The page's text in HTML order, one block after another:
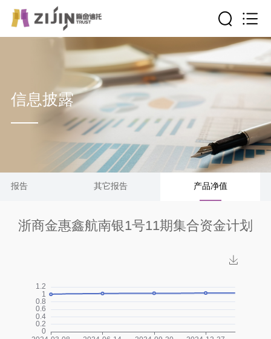
信息披露
算报告 其它报告 产品净值
浙商金惠鑫航南银1号11期集合资金计划